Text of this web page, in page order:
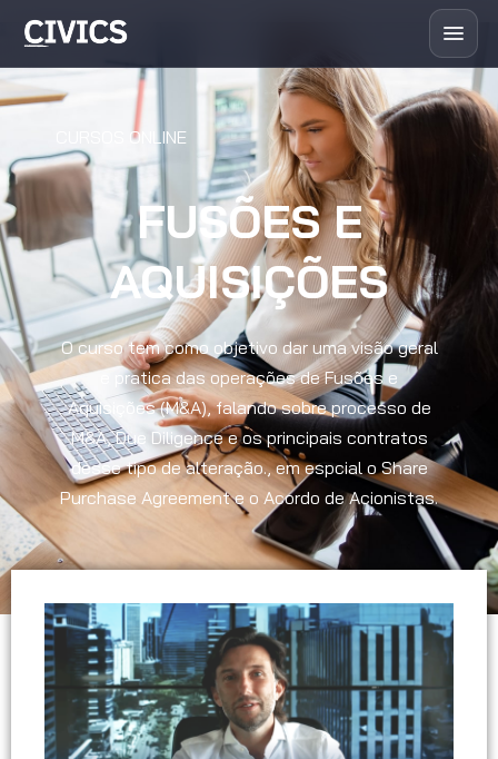
CURSOS ONLINE
FUSÕES E
AQUISIÇÕES
O curso tem como objetivo dar uma visão geral
e pratica das operações de Fusões e
Aquisições (M&A), falando sobre processo de
M&A, Due Diligence e os principais contratos
desse tipo de alteração., em espcial o Share
Purchase Agreement e o Acordo de Acionistas.